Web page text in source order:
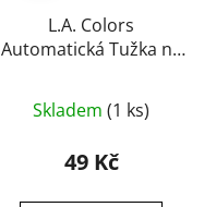
L.A. Colors
Automatická Tužka na
hodnocení
produktu
Skladem (1 ks)
49 Kč